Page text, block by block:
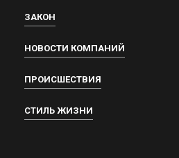
ЗАКОН
НОВОСТИ КОМПАНИЙ
ПРОИСШЕСТВИЯ
СТИЛЬ ЖИЗНИ